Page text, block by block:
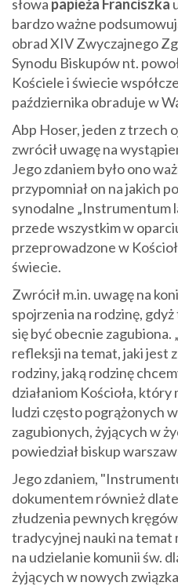
słowa papieża Franciszka
bardzo ważne
obrad XIV Zwyczajnego
Synodu Biskupów nt.
Kościele i świecie
października obraduje w
Abp Hoser, jeden z trzech
zwrócił uwagę na
Jego zdaniem było ono
przypomniał on na jakich
synodalne „Instrumentum
przede wszystkim w
przeprowadzone w
świecie.
Zwrócił m.in. uwagę na
spojrzenia na rodzinę,
się być obecnie
refleksji na temat, jaki jest
rodziny, jaką rodzinę
działaniom Kościoła, który
ludzi często pogrążonych
zagubionych, żyjących w
powiedział biskup
Jego zdaniem,
dokumentem również
złudzenia pewnych
tradycyjnej nauki na temat
na udzielanie komunii św.
żyjących w nowych